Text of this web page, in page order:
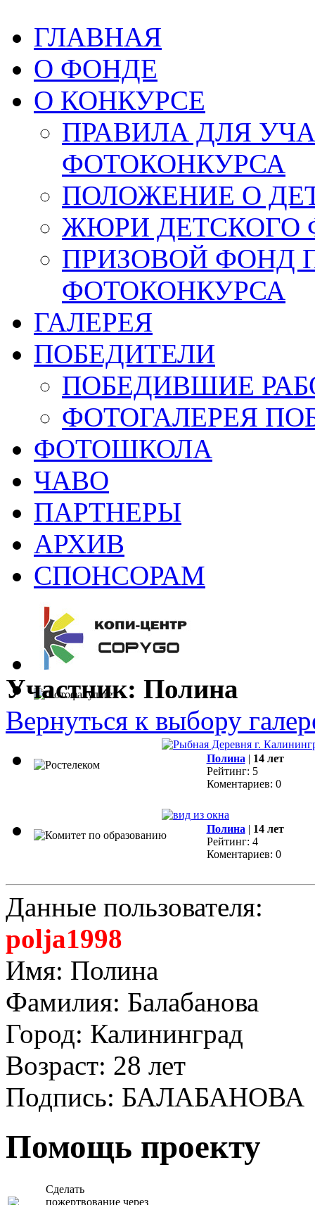
ГЛАВНАЯ
О ФОНДЕ
О КОНКУРСЕ
ПРАВИЛА ДЛЯ
ФОТОКОНКУРСА
ПОЛОЖЕНИЕ О
ЖЮРИ ДЕТСКОГО
ПРИЗОВОЙ ФОНД
ФОТОКОНКУРСА
ГАЛЕРЕЯ
ПОБЕДИТЕЛИ
ПОБЕДИВШИЕ
ФОТОГАЛЕРЕЯ
ФОТОШКОЛА
ЧАВО
ПАРТНЕРЫ
АРХИВ
СПОНСОРАМ
Участник: Полина
Вернуться к выбору
Полина | 14 лет
Рейтинг: 5
Коментариев: 0
Полина | 14 лет
Рейтинг: 4
Коментариев: 0
Данные пользователя:
polja1998
Имя: Полина
Фамилия: Балабанова
Город: Калининград
Возраст: 28 лет
Подпись: БАЛАБАНОВА
Помощь проекту
Сделать
пожертвование через